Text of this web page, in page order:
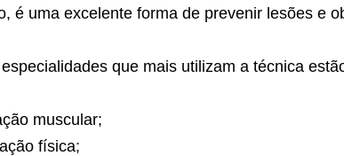
é uma excelente forma de prevenir lesões e
que mais utilizam a técnica
muscular;
física;